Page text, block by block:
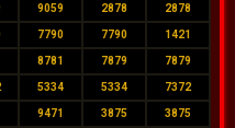
9059 2878 2878
7790 7790 1421
8781 7879 7879
5334 5334 7372
9471 3875 3875